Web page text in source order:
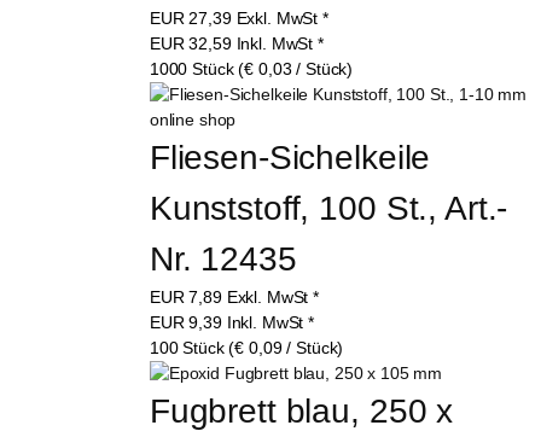
EUR 27,39 Exkl. MwSt *
EUR32,59 Inkl. MwSt *
1000 Stück (€ 0,03 / Stück)
Fliesen-Sichelkeile
Kunststoff, 100 St., Art.-
Nr. 12435
EUR7,89 Exkl. MwSt *
EUR9,39 Inkl. MwSt *
100 Stück (€ 0,09 / Stück)
Fugbrett blau, 250 x